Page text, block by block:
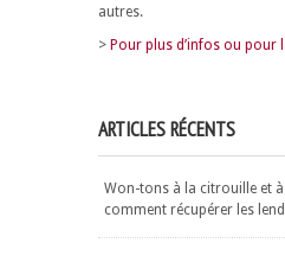
autres.
> Pour plus d’infos ou pour
ARTICLES RÉCENTS
Won-tons à la citrouille et
comment récupérer les